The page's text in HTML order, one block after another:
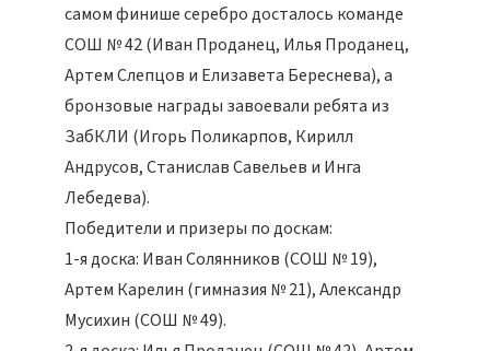
самом финише серебро досталось команде
СОШ № 42 (Иван Проданец, Илья Проданец,
Артем Слепцов и Елизавета Береснева), а
бронзовые награды завоевали ребята из
ЗабКЛИ (Игорь Поликарпов, Кирилл
Андрусов, Станислав Савельев и Инга
Лебедева).
Победители и призеры по доскам:
1-я доска: Иван Солянников (СОШ № 19),
Артем Карелин (гимназия № 21), Александр
Мусихин (СОШ № 49).